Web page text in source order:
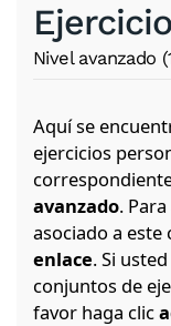
Nivel avanzado
Aquí se
ejercicios
avanzado.
asociado a este
enlace.Si
conjuntos de
favor haga clic